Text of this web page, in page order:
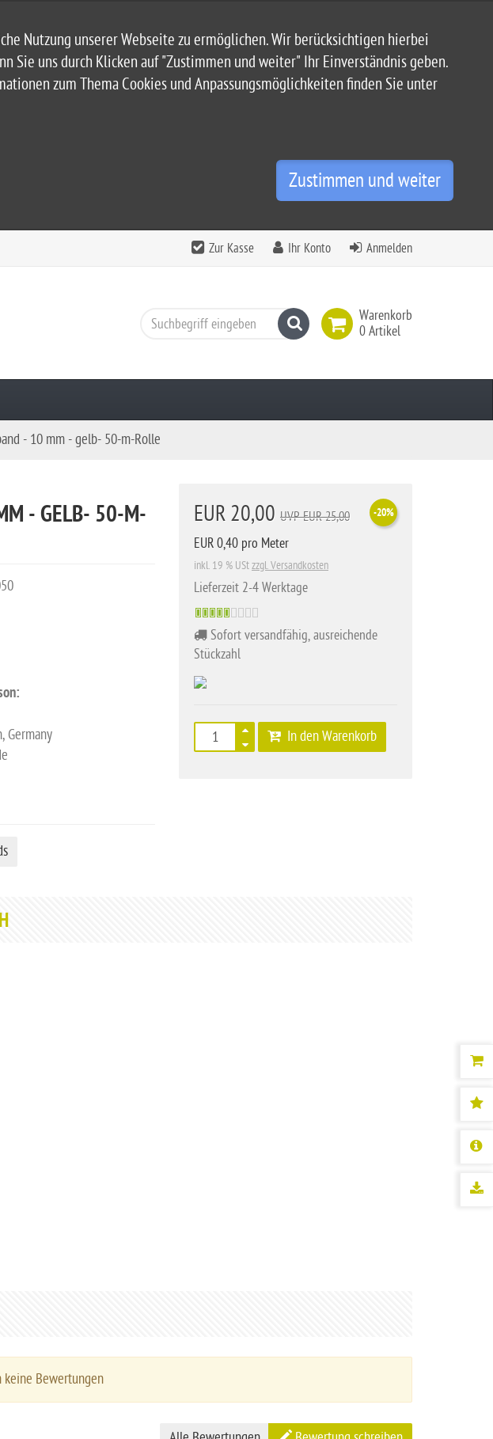
Nutzung unserer Webseite zu ermöglichen. Wir berücksichtigen hierbei
Sie uns durch Klicken auf "Zustimmen und weiter" Ihr Einverständnis geben.
zum Thema Cookies und Anpassungsmöglichkeiten finden Sie unter
Zustimmen und weiter
Zur Kasse Ihr Konto Anmelden
Warenkorb
0 Artikel
Suchen
- 10 mm - gelb- 50-m-Rolle
EUR 20,00 -20%
UVP EUR 25,00
EUR 0,40 pro Meter
inkl. 19 % UStzzgl. Versandkosten
Lieferzeit 2-4 Werktage
Sofort versandfähig, ausreichende
Stückzahl
In den Warenkorb
- GELB- 50-M-
Germany
Bewertungen